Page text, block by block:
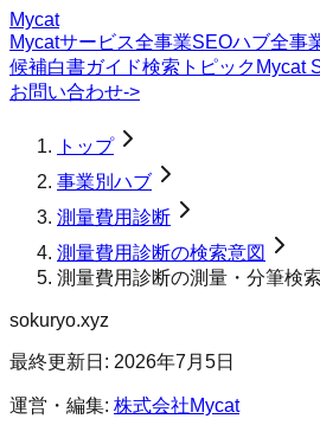
Mycat
Mycatサービス全事業SEOハブ全事
候補白書ガイド検索トピック Mycat
お問い合わせ->
トップ
事業別ハブ
測量費用診断
測量費用診断の検索意図
測量費用診断の測量・分筆検
sokuryo.xyz
最終更新日: 2026年7月5日
運営・編集: 株式会社Mycat